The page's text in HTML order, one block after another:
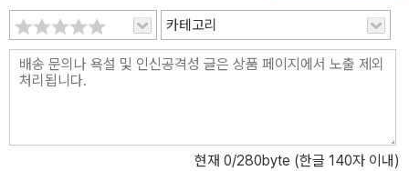
카테고리
현재 0/280byte (한글 140자 이내)